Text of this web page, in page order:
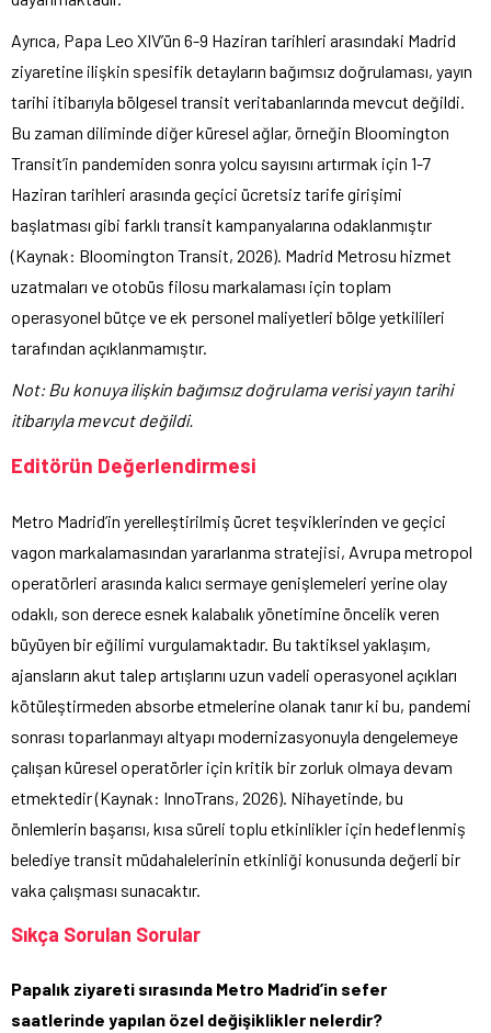
Ayrıca, Papa Leo XIV’ün 6-9 Haziran tarihleri arasındaki Madrid
ziyaretine ilişkin spesifik detayların bağımsız doğrulaması, yayın
tarihi itibarıyla bölgesel transit veritabanlarında mevcut değildi.
Bu zaman diliminde diğer küresel ağlar, örneğin Bloomington
Transit’in pandemiden sonra yolcu sayısını artırmak için 1-7
Haziran tarihleri arasında geçici ücretsiz tarife girişimi
başlatması gibi farklı transit kampanyalarına odaklanmıştır
(Kaynak: Bloomington Transit, 2026). Madrid Metrosu hizmet
uzatmaları ve otobüs filosu markalaması için toplam
operasyonel bütçe ve ek personel maliyetleri bölge yetkilileri
tarafından açıklanmamıştır.
Not: Bu konuya ilişkin bağımsız doğrulama verisi yayın tarihi
itibarıyla mevcut değildi.
Editörün Değerlendirmesi
Metro Madrid’in yerelleştirilmiş ücret teşviklerinden ve geçici
vagon markalamasından yararlanma stratejisi, Avrupa metropol
operatörleri arasında kalıcı sermaye genişlemeleri yerine olay
odaklı, son derece esnek kalabalık yönetimine öncelik veren
büyüyen bir eğilimi vurgulamaktadır. Bu taktiksel yaklaşım,
ajansların akut talep artışlarını uzun vadeli operasyonel açıkları
kötüleştirmeden absorbe etmelerine olanak tanır ki bu, pandemi
sonrası toparlanmayı altyapı modernizasyonuyla dengelemeye
çalışan küresel operatörler için kritik bir zorluk olmaya devam
etmektedir (Kaynak: InnoTrans, 2026). Nihayetinde, bu
önlemlerin başarısı, kısa süreli toplu etkinlikler için hedeflenmiş
belediye transit müdahalelerinin etkinliği konusunda değerli bir
vaka çalışması sunacaktır.
Sıkça Sorulan Sorular
Papalık ziyareti sırasında Metro Madrid’in sefer
saatlerinde yapılan özel değişiklikler nelerdir?